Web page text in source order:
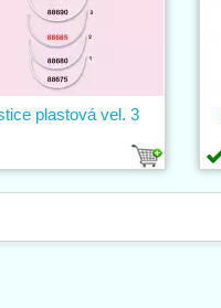
plastová vel. 3